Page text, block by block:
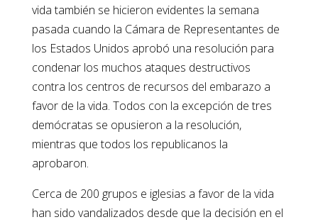
vida también se hicieron evidentes la semana
pasada cuando la Cámara de Representantes de
los Estados Unidos aprobó una resolución para
condenar los muchos ataques destructivos
contra los centros de recursos del embarazo a
favor de la vida. Todos con la excepción de tres
demócratas se opusieron a la resolución,
mientras que todos los republicanos la
aprobaron.
Cerca de 200 grupos e iglesias a favor de la vida
han sido vandalizados desde que la decisión en el